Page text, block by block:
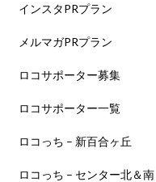
インスタPRプラン
メルマガPRプラン
ロコサポーター募集
ロコサポーター一覧
ロコっち – 新百合ヶ丘
ロコっち – センター北＆南